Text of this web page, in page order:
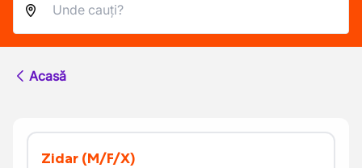
Acasă
Zidar (M/F/X)